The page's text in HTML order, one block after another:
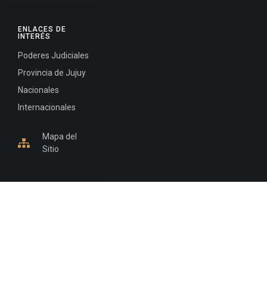
ENLACES DE
INTERÉS
Poderes Judiciales
Provincia de Jujuy
Nacionales
Internacionales
Mapa del
Sitio